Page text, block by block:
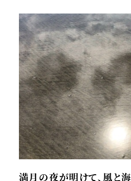
満月の夜が明けて、風と海